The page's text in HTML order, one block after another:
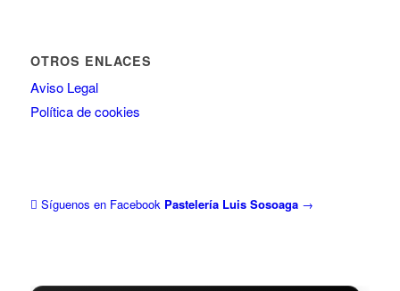
OTROS ENLACES
Aviso Legal
Política de cookies
Síguenos en Facebook Pastelería Luis Sosoaga →